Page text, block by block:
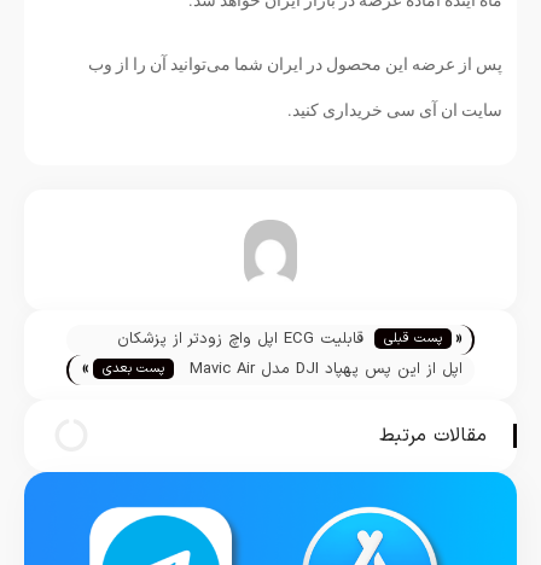
پس از عرضه این محصول در ایران شما می‌توانید آن را از وب
سایت ان آی سی خریداری کنید.
تیم تحریریه « پست قبلی
قابلیت ECG اپل واچ زودتر از پزشکان
اختلال خون‌رسانی را تشخیص داد
اپل از این پس پهپاد DJI مدل Mavic Air
پست بعدی »
مقالات مرتبط